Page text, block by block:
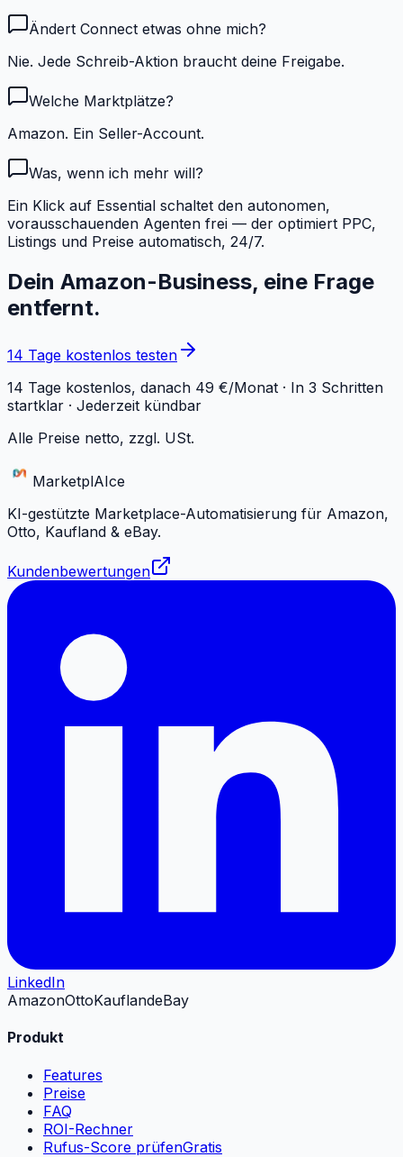
Ändert Connect etwas ohne mich?
Nie. Jede Schreib-Aktion braucht deine Freigabe.
Welche Marktplätze?
Amazon. Ein Seller-Account.
Was, wenn ich mehr will?
Ein Klick auf Essential schaltet den autonomen,
vorausschauenden Agenten frei — der optimiert PPC,
Listings und Preise automatisch, 24/7.
Dein Amazon-Business, eine Frage
entfernt.
14 Tage kostenlos testen
14 Tage kostenlos, danach 49 €/Monat · In 3 Schritten
startklar · Jederzeit kündbar
Alle Preise netto, zzgl. USt.
MarketplAIce
KI-gestützte Marketplace-Automatisierung für Amazon,
Otto, Kaufland & eBay.
Kundenbewertungen
LinkedIn
AmazonOttoKauflandeBay
Produkt
Features
Preise
FAQ
ROI-Rechner
Rufus-Score prüfenGratis